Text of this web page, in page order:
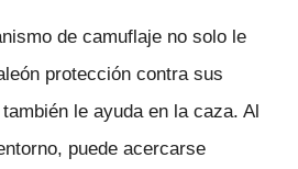
de camuflaje no solo le
protección contra sus
le ayuda en la caza. Al
puede acercarse